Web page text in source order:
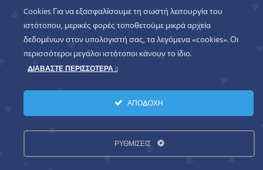
© 2026. All rights
Πολιτική Απορρήτου Όροι Χρήσης
Cookies Για να εξασφαλίσουμε τη σωστή λειτουργία του
ιστότοπου, μερικές φορές τοποθετούμε μικρά αρχεία
δεδομένων στον υπολογιστή σας, τα λεγόμενα «cookies». Οι
περισσότεροι μεγάλοι ιστότοποι κάνουν το ίδιο.
ΔΙΑΒΑΣΤΕ ΠΕΡΙΣΣΟΤΕΡΑ
ΑΠΟΔΟΧΗ
ΡΥΘΜΙΣΕΙΣ